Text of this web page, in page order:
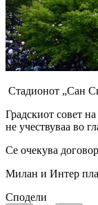
Стадионот „Сан
Градскиот совет
не учествуваа во
Се очекува
Милан и Интер
Сподели